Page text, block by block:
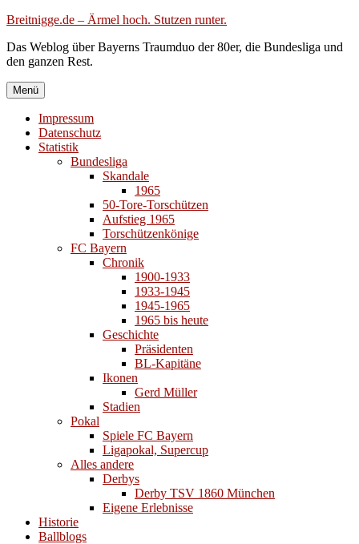
Zum
springen
Breitnigge.de – Ärmel hoch. Stutzen runter.
Das Weblog über Bayerns Traumduo der 80er, die Bundesliga und
den ganzen Rest.
Menü
Impressum
Datenschutz
Statistik
Bundesliga
Skandale
1965
50-Tore-Torschützen
Aufstieg 1965
Torschützenkönige
FC Bayern
Chronik
1900-1933
1933-1945
1945-1965
1965 bis heute
Geschichte
Präsidenten
BL-Kapitäne
Ikonen
Gerd Müller
Stadien
Pokal
Spiele FC Bayern
Ligapokal, Supercup
Alles andere
Derbys
Derby TSV 1860 München
Eigene Erlebnisse
Historie
Ballblogs